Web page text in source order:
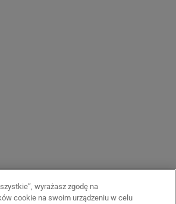
wyrażasz zgodę na
cookie na swoim urządzeniu w celu